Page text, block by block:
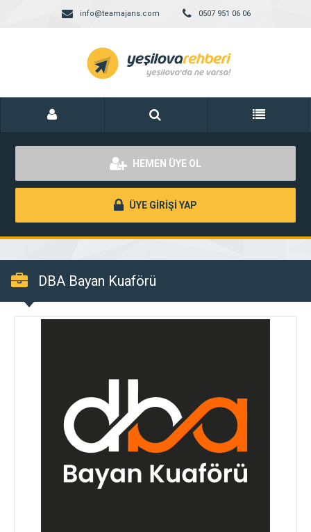
info@teamajans.com 0507 951 06 06
HEMEN ÜYE OL
ÜYE GİRİŞİ YAP
DBA Bayan Kuaförü